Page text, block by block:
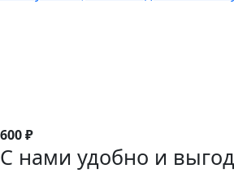
600 ₽
С нами удобно и